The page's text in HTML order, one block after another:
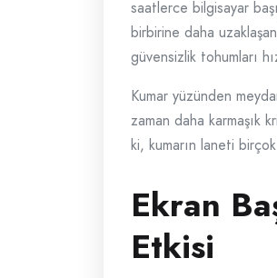
saatlerce bilgisayar
birbirine daha
güvensizlik tohumları
Kumar yüzünden
zaman daha karmaşık
ki, kumarın laneti
Ekran
Etkisi